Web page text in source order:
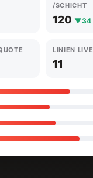
/SCHICHT
120 ▼34
LINIEN LIVE
11